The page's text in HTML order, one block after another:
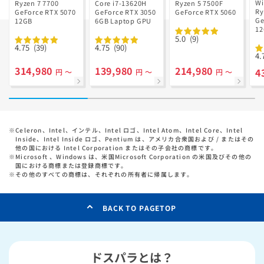
Ryzen 7 7700
搭載
Ryzen 7 7700
GeForce RTX 5070
12GB
4.75 (39)
314,980 円 ～
Core i7-13620H
GeForce RTX 3050
6GB Laptop GPU
4.75 (90)
139,980 円 ～
GD Ryzen 5
7500F搭載
Ryzen 5 7500F
GeForce RTX 5060
5.0 (9)
214,980 円 ～
※Celeron、Intel、インテル、Intel ロゴ、Intel Atom、Intel Core、Intel
Inside、Intel Inside ロゴ、Pentium は、アメリカ合衆国および / またはその
他の国における Intel Corporation またはその子会社の商標です。
※ Microsoft 、Windows は、米国Microsoft Corporation の米国及びその他の
国における商標または登録商標です。
※ その他のすべての商標は、それぞれの所有者に帰属します。
BACK TO PAGETOP
ドスパラとは？